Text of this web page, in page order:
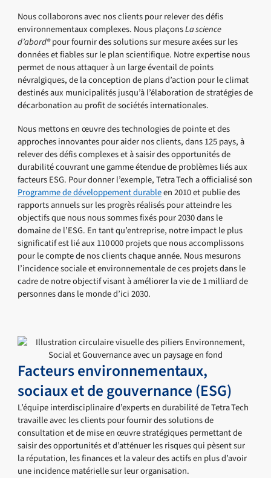
Nous collaborons avec nos clients pour relever des défis
environnementaux complexes. Nous plaçonsLa science
d’abord®pour fournir des solutions sur mesure axées sur les
données et fiables sur le plan scientifique. Notre expertise nous
permet de nous attaquer à un large éventail de points
névralgiques, de la conception de plans d’action pour le climat
destinés aux municipalités jusqu’à l’élaboration de stratégies de
décarbonation au profit de sociétés internationales.
Nous mettons en œuvre des technologies de pointe et des
approches innovantes pour aider nos clients, dans 125 pays, à
relever des défis complexes et à saisir des opportunités de
durabilité couvrant une gamme étendue de problèmes liés aux
facteurs ESG. Pour donner l’exemple, Tetra Tech a officialisé son
Programme de développement durableen 2010 et publie des
rapports annuels sur les progrès réalisés pour atteindre les
objectifs que nous nous sommes fixés pour 2030 dans le
domaine de l’ESG. En tant qu’entreprise, notre impact le plus
significatif est lié aux 110 000 projets que nous accomplissons
pour le compte de nos clients chaque année. Nous mesurons
l’incidence sociale et environnementale de ces projets dans le
cadre de notre objectif visant à améliorer la vie de 1 milliard de
personnes dans le monde d’ici 2030.
Facteurs environnementaux,
sociaux et de gouvernance (ESG)
L’équipe interdisciplinaire d’experts en durabilité de Tetra Tech
travaille avec les clients pour fournir des solutions de
consultation et de mise en œuvre stratégiques permettant de
saisir des opportunités et d’atténuer les risques qui pèsent sur
la réputation, les finances et la valeur des actifs en plus d’avoir
une incidence matérielle sur leur organisation.